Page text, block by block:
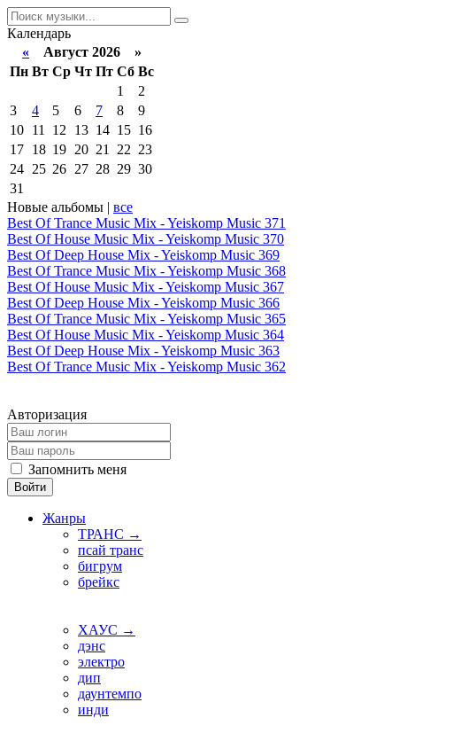
Календарь
« Август 2026 »
Пн Вт Ср Чт Пт Сб Вс
1
2
3
4 5 6 7 8
9
10 11 12 13 14 15 16
17 18 19 20 21 22 23
24 25 26 27 28 29 30
31
Новые альбомы | все
Best Of Trance Music Mix - Yeiskomp Music 371
Best Of House Music Mix - Yeiskomp Music 370
Best Of Deep House Mix - Yeiskomp Music 369
Best Of Trance Music Mix - Yeiskomp Music 368
Best Of House Music Mix - Yeiskomp Music 367
Best Of Deep House Mix - Yeiskomp Music 366
Best Of Trance Music Mix - Yeiskomp Music 365
Best Of House Music Mix - Yeiskomp Music 364
Best Of Deep House Mix - Yeiskomp Music 363
Best Of Trance Music Mix - Yeiskomp Music 362
Авторизация
Запомнить меня
Войти
Жанры
ТРАНС →
псай транс
бигрум
брейкс
ХАУС →
дэнс
электро
дип
даунтемпо
инди